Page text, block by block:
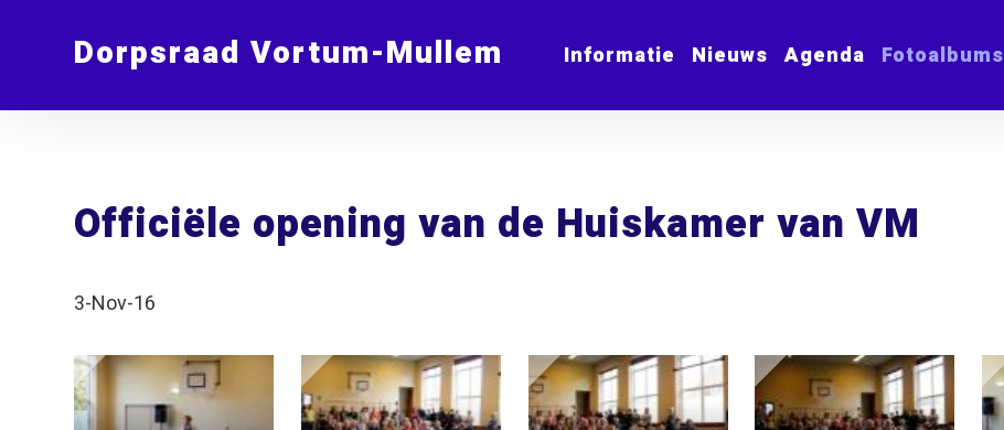
Dorpsraad Vortum-Mullem Informatie Nieuws Agenda Fotoalbums
Officiële opening van de Huiskamer van VM
3-Nov-16